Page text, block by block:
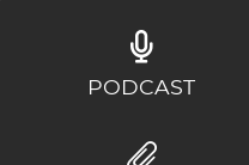
PODCAST